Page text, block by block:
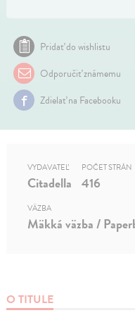
Pridať do wishlistu
Odporučiť známemu
Zdielať na Facebooku
O TITULE
VYDAVATEĽ
Citadella
POČET STRÁN
416
VÄZBA
Mäkká väzba /